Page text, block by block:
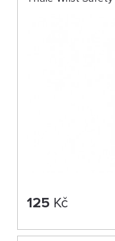
125 Kč